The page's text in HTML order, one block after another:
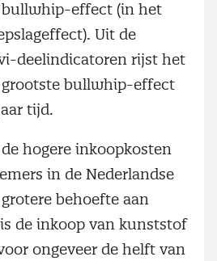
effect (in het
Uit de
deelindicatoren rijst het
grootste bullwhip-effect
tijd.
hogere inkoopkosten
in de Nederlandse
behoefte aan
de inkoop van kunststof
ongeveer de helft van